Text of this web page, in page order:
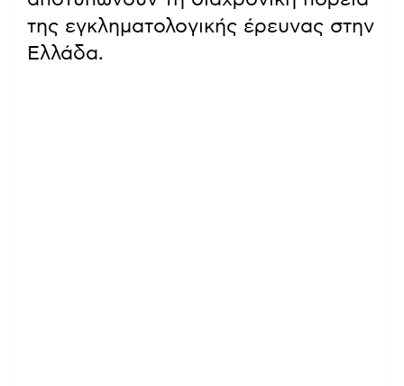
της εγκληματολογικής έρευνας στην
Ελλάδα.